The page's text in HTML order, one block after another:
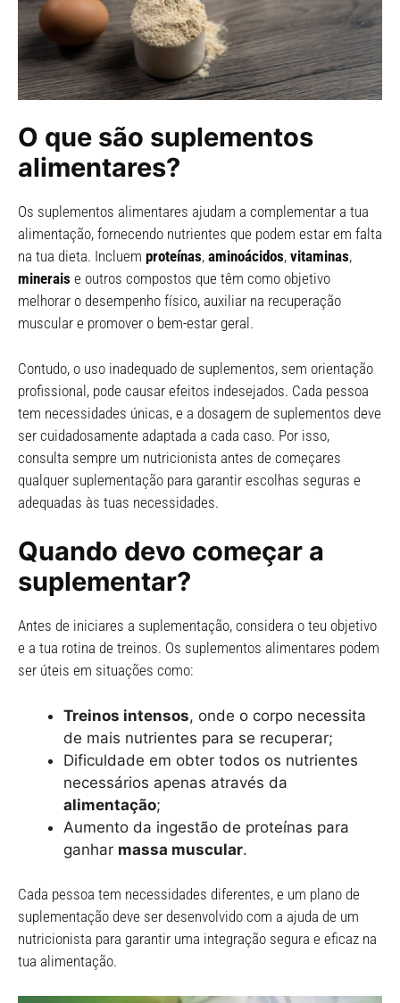
O que são suplementos
alimentares?
Os suplementos alimentares ajudam a complementar a tua
alimentação, fornecendo nutrientes que podem estar em falta
na tua dieta. Incluem proteínas, aminoácidos, vitaminas,
minerais e outros compostos que têm como objetivo
melhorar o desempenho físico, auxiliar na recuperação
muscular e promover o bem-estar geral.
Contudo, o uso inadequado de suplementos, sem orientação
profissional, pode causar efeitos indesejados. Cada pessoa
tem necessidades únicas, e a dosagem de suplementos deve
ser cuidadosamente adaptada a cada caso. Por isso,
consulta sempre um nutricionista antes de começares
qualquer suplementação para garantir escolhas seguras e
adequadas às tuas necessidades.
Quando devo começar a
suplementar?
Antes de iniciares a suplementação, considera o teu objetivo
e a tua rotina de treinos. Os suplementos alimentares podem
ser úteis em situações como:
Treinos intensos, onde o corpo necessita
de mais nutrientes para se recuperar;
Dificuldade em obter todos os nutrientes
necessários apenas através da
alimentação;
Aumento da ingestão de proteínas para
ganhar massa muscular.
Cada pessoa tem necessidades diferentes, e um plano de
suplementação deve ser desenvolvido com a ajuda de um
nutricionista para garantir uma integração segura e eficaz na
tua alimentação.